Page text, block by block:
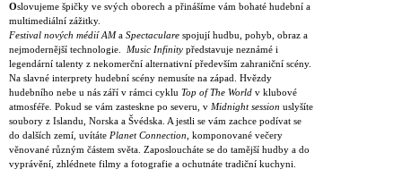
Oslovujeme špičky ve svých oborech a přinášíme vám bohaté hudební a
multimediální zážitky.
Festival nových médií AMa Spectaculare spojují hudbu, pohyb, obraz a
nejmodernější technologie. Music Infinity představuje neznámé i
legendární talenty z nekomerční alternativní především zahraniční scény.
Na slavné interprety hudební scény nemusíte na západ. Hvězdy
hudebního nebe u nás září v rámci cyklu Top of The World v klubové
atmosféře Pokud se vám zasteskne po severu, v Midnight session uslyšíte
soubory z Islandu, Norska a Švédska. A jestli se vám zachce podívat se
do dalších zemí, uvítáte Planet Connection , komponované večery
věnované různým částem světa. Zaposloucháte se do tamější hudby a do
vyprávění, zhlédnete filmy a fotografie a ochutnáte tradiční kuchyni.